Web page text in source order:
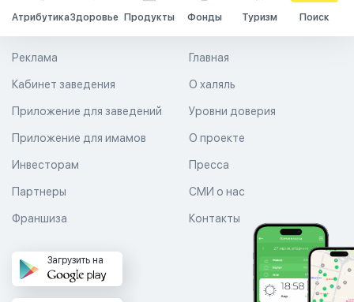
АтрибутикаЗдоровье Продукты Фонды Туризм Поиск
Главная
О халяль
Уровни доверия
Реклама
Кабинет заведения
Приложение для заведений
Приложение для имамов О проекте
Пресса
СМИ о нас
Контакты
Инвесторам
Партнеры
Франшиза
Загрузить на